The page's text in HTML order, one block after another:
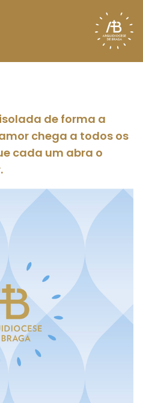
de forma a
chega a todos os
cada um abra o